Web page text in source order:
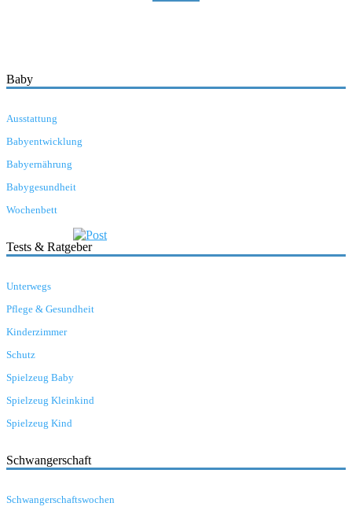
Baby
Ausstattung
Babyentwicklung
Babyernährung
Babygesundheit
Wochenbett
Tests & Ratgeber
Unterwegs
Pflege & Gesundheit
Kinderzimmer
Schutz
Spielzeug Baby
Spielzeug Kleinkind
Spielzeug Kind
Schwangerschaft
Schwangerschaftswochen